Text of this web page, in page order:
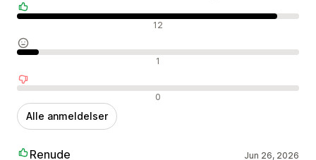
Positive anmeldelser 12
Neutrale anmeldelser 1
Negative anmeldelser 0
Alle anmeldelser
Renude Jun 26, 2026